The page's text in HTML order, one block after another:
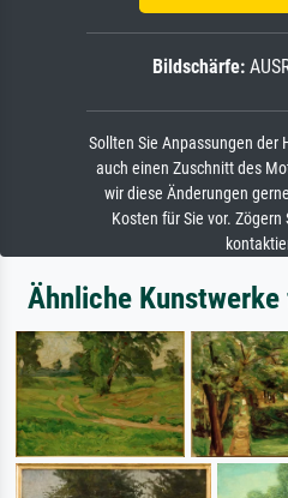
Bildschärfe:
Sollten Sie Anpassungen der
auch einen Zuschnitt des
wir diese Änderungen
Kosten für Sie vor.
Ähnliche